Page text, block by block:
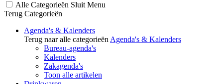
Alle Categorieën Sluit Menu
Terug Categorieën
Agenda's & Kalenders
Terug naar alle categorieën Agenda's & Kalenders
Bureau-agenda's
Kalenders
Zakagenda's
Toon alle artikelen